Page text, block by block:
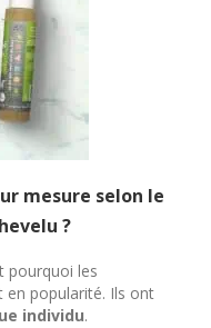
mesure selon le
?
pourquoi les
en popularité. Ils ont
individu.